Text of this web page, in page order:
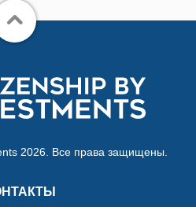
2026. Все права защищены.